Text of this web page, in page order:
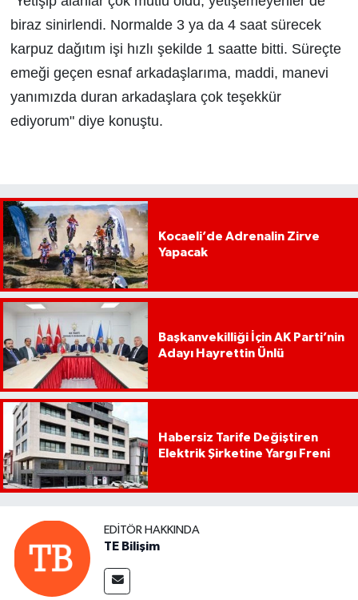
biraz sinirlendi. Normalde 3 ya da 4 saat sürecek
karpuz dağıtım işi hızlı şekilde 1 saatte bitti. Süreçte
emeği geçen esnaf arkadaşlarıma, maddi, manevi
yanımızda duran arkadaşlara çok teşekkür
ediyorum" diye konuştu.
Kocaeli’de Adrenalin Zirve
Yapacak
Başkanvekilliği İçin AK Parti’nin
Adayı Hayrettin Ünlü
Habersiz Tarife Değiştiren
Elektrik Şirketine Yargı Freni
EDITÖR HAKKINDA
TE Bilişim